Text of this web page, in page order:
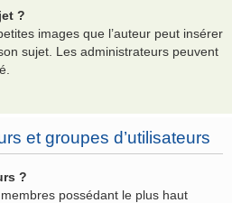
?
images que l’auteur peut insérer
sujet. Les administrateurs peuvent
et groupes d’utilisateurs
?
possédant le plus haut